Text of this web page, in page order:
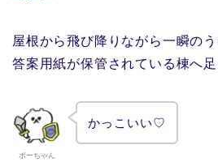
屋根から飛び降りながら一瞬の
答案用紙が保管されている棟へ
ボーちゃん
かっこいい♡